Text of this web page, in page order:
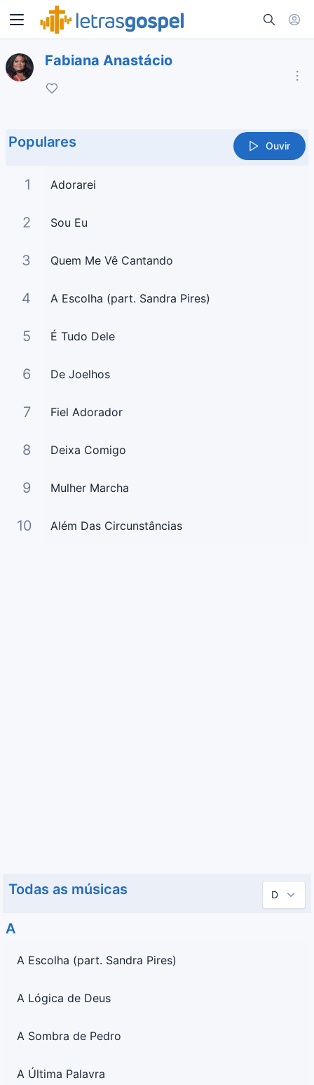
Fabiana Anastácio
Populares Ouvir
1 Adorarei
2 Sou Eu
3 Quem Me Vê Cantando
4 A Escolha (part. Sandra Pires)
5 É Tudo Dele
6 De Joelhos
7 Fiel Adorador
8 Deixa Comigo
9 Mulher Marcha
10 Além Das Circunstâncias
Todas as músicas
A
A Escolha (part. Sandra Pires)
A Lógica de Deus
A Sombra de Pedro
A Última Palavra